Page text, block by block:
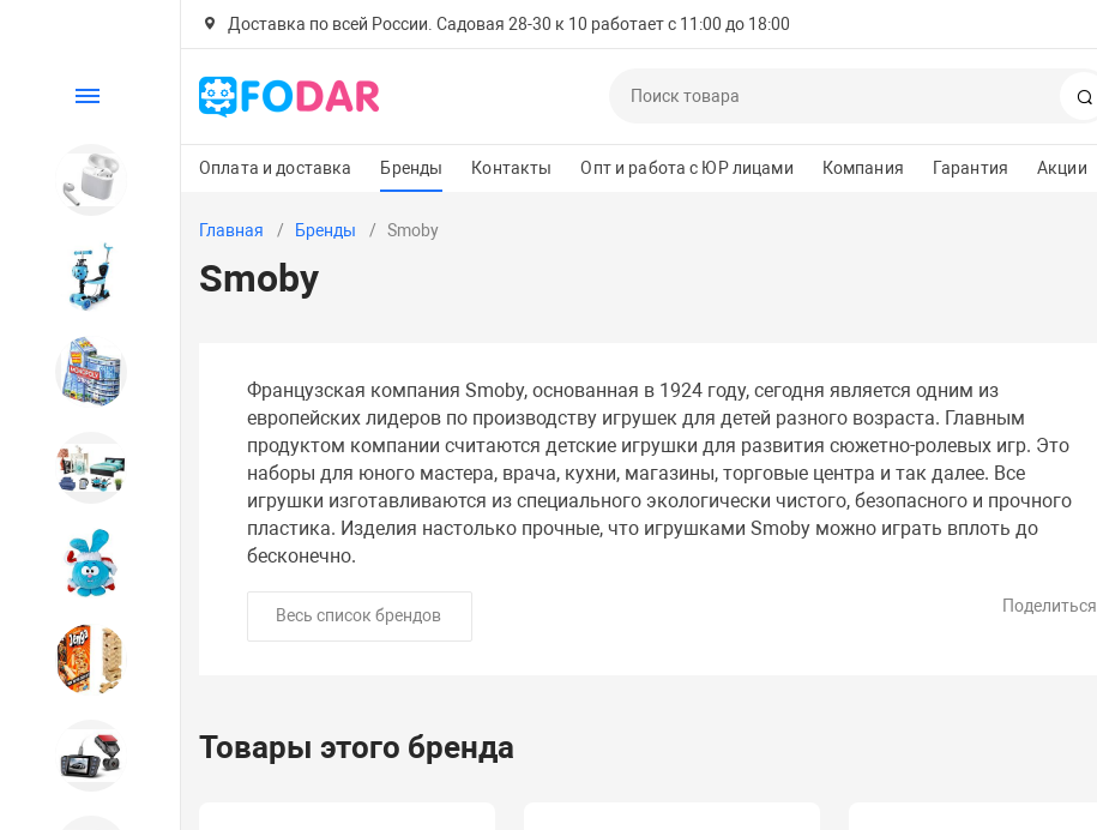
Доставка по всей России. Садовая 28-30 к 10 работает с 11:00 до 18:00
Оплата и доставка Бренды Контакты Опт и работа с ЮР лицами Компания Гарантия Акции
Каталог
Электроника
Детский транспорт
Автотовары
Главная Бренды Smoby
Smoby
Французская компания Smoby, основанная в 1924 году, сегодня является одним из
европейских лидеров по производству игрушек для детей разного возраста. Главным
продуктом компании считаются детские игрушки для развития сюжетно-ролевых игр. Это
наборы для юного мастера, врача, кухни, магазины, торговые центра и так далее. Все
игрушки изготавливаются из специального экологически чистого, безопасного и прочного
пластика. Изделия настолько прочные, что игрушками Smoby можно играть вплоть до
бесконечно.
Весь список брендов Поделиться
Товары этого бренда